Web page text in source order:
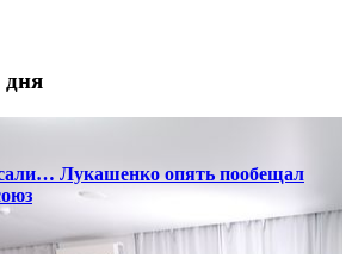
дня
Лукашенко опять пообещал